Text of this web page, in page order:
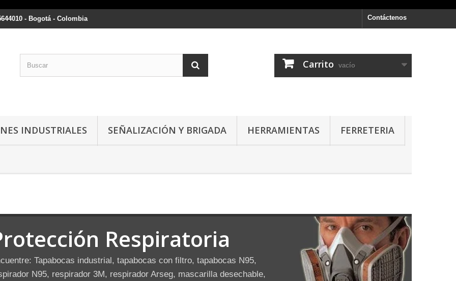
Contáctenos
- Bogotá - Colombia
Carrito vacío
INDUSTRIALES SEÑALIZACIÓN Y BRIGADA HERRAMIENTAS FERRETERIA
Respiratoria
Tapabocas industrial, tapabocas con filtro, tapabocas N95,
N95, respirador 3M, respirador Arseg, mascarilla desechable,